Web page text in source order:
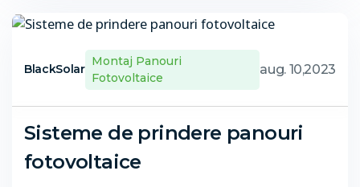
BlackSolar
Montaj Panouri
Fotovoltaice
aug. 10,2023
Sisteme de prindere panouri
fotovoltaice